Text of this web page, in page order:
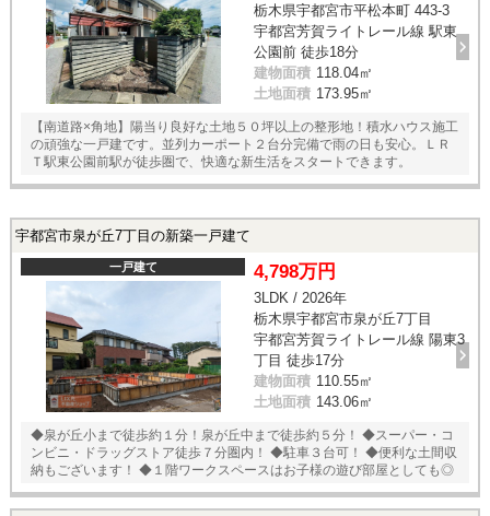
栃木県宇都宮市平松本町 443-3
宇都宮芳賀ライトレール線 駅東
公園前 徒歩18分
建物面積 118.04㎡
土地面積 173.95㎡
【南道路×角地】陽当り良好な土地５０坪以上の整形地！積水ハウス施工
の頑強な一戸建です。並列カーポート２台分完備で雨の日も安心。ＬＲ
Ｔ駅東公園前駅が徒歩圏で、快適な新生活をスタートできます。
宇都宮市泉が丘7丁目の新築一戸建て
一戸建て 4,798万円
3LDK / 2026年
栃木県宇都宮市泉が丘7丁目
宇都宮芳賀ライトレール線 陽東3
丁目 徒歩17分
建物面積 110.55㎡
土地面積 143.06㎡
◆泉が丘小まで徒歩約１分！泉が丘中まで徒歩約５分！ ◆スーパー・コ
ンビニ・ドラッグストア徒歩７分圏内！ ◆駐車３台可！ ◆便利な土間収
納もございます！ ◆１階ワークスペースはお子様の遊び部屋としても◎